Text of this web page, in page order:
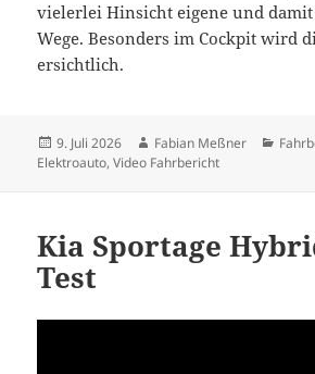
vielerlei Hinsicht eigene und damit
Wege. Besonders im Cockpit wird
ersichtlich.
Veröffentlicht
am
9. Juli 2026 Autor
Fabian Meßner
Elektroauto,Video Fahrbericht
Kia Sportage
Test